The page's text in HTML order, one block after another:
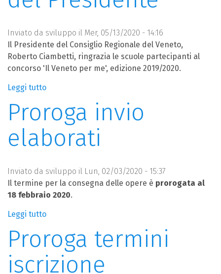
Inviato da sviluppo il Mer, 05/13/2020 - 14:16
Il Presidente del Consiglio Regionale del Veneto,
Roberto Ciambetti, ringrazia le scuole partecipanti al
concorso 'Il Veneto per me', edizione 2019/2020.
Leggi tutto
ringraziamento
del
Presidente
Proroga invio
elaborati
Inviato da sviluppo il Lun, 02/03/2020 - 15:37
Il termine per la consegna delle opere è prorogata al
18 febbraio 2020.
Leggi tutto
invio
elaborati
Proroga termini
iscrizione